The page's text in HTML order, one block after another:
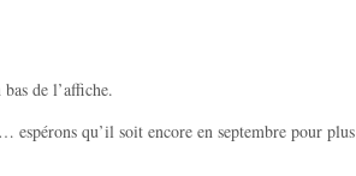
de l’affiche.
qu’il soit encore en septembre pour plus